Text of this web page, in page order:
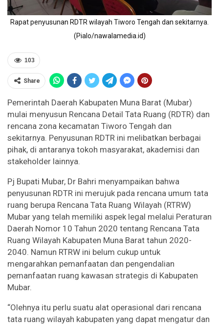
Rapat penyusunan RDTR wilayah Tiworo Tengah dan sekitarnya.
(Pialo/nawalamedia.id)
103
Share
Pemerintah Daerah Kabupaten Muna Barat (Mubar)
mulai menyusun Rencana Detail Tata Ruang (RDTR) dan
rencana zona kecamatan Tiworo Tengah dan
sekitarnya. Penyusunan RDTR ini melibatkan berbagai
pihak, di antaranya tokoh masyarakat, akademisi dan
stakeholder lainnya.
Pj Bupati Mubar, Dr Bahri menyampaikan bahwa
penyusunan RDTR ini merujuk pada rencana umum tata
ruang berupa Rencana Tata Ruang Wilayah (RTRW)
Mubar yang telah memiliki aspek legal melalui Peraturan
Daerah Nomor 10 Tahun 2020 tentang Rencana Tata
Ruang Wilayah Kabupaten Muna Barat tahun 2020-
2040. Namun RTRW ini belum cukup untuk
mengarahkan pemanfaatan dan pengendalian
pemanfaatan ruang kawasan strategis di Kabupaten
Mubar.
“Olehnya itu perlu suatu alat operasional dari rencana
tata ruang wilayah kabupaten yang dapat mengatur dan